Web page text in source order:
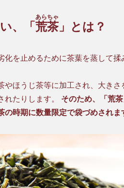
、「 荒茶
あらちゃ
」とは？
化を止めるために茶葉を蒸して
やほうじ茶等に加工され、大きさ
れたりします。 そのため、「荒
の時期に数量限定で袋づめされま